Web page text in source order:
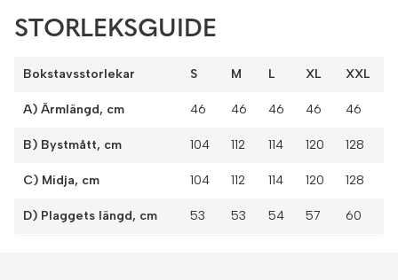
STORLEKSGUIDE
Bokstavsstorlekar S M L XL XXL
A) Ärmlängd, cm 46 46 46 46 46
B) Bystmått, cm 104 112 114 120 128
C) Midja, cm 104 112 114 120 128
D) Plaggets längd, cm 53 53 54 57 60